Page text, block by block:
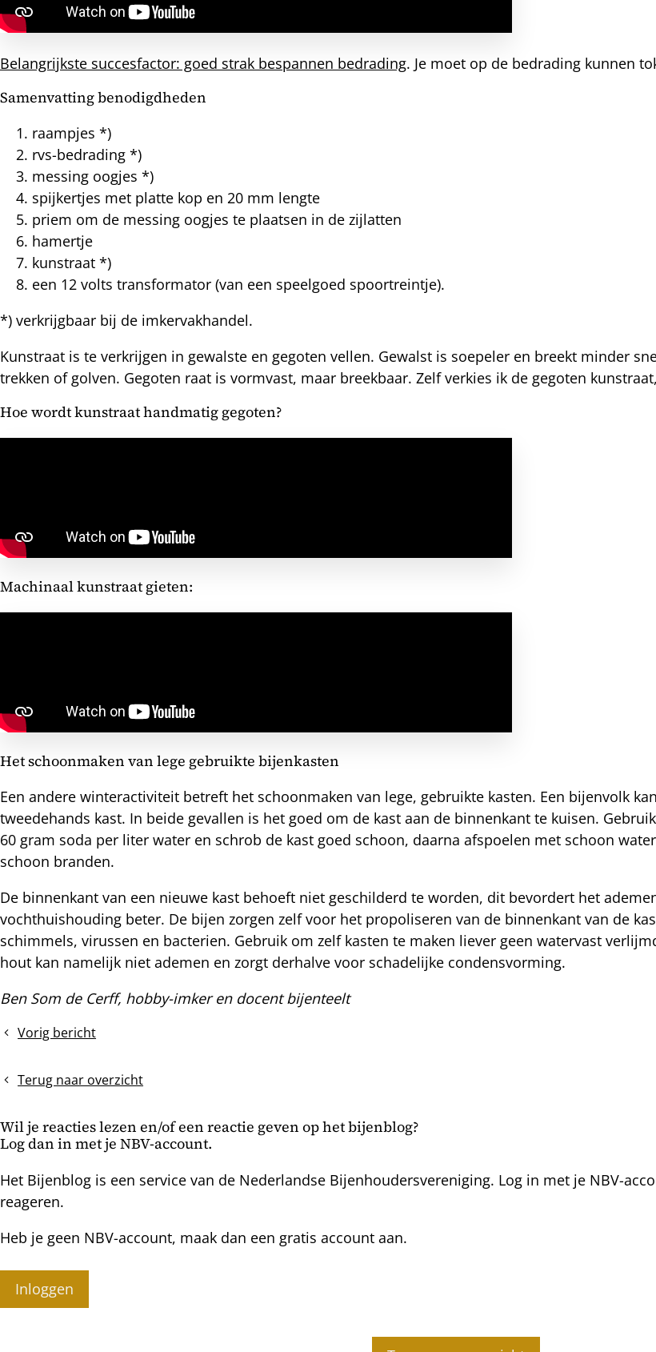
Belangrijkste succesfactor: goed strak bespannen bedrading. Je moet op de bedrading kunnen
Samenvatting benodigdheden
raampjes *)
rvs-bedrading *)
messing oogjes *)
spijkertjes met platte kop en 20 mm lengte
priem om de messing oogjes te plaatsen in de zijlatten
hamertje
kunstraat *)
een 12 volts transformator (van een speelgoed spoortreintje).
*) verkrijgbaar bij de imkervakhandel.
Kunstraat is te verkrijgen in gewalste en gegoten vellen. Gewalst is soepeler en breekt minder
trekken of golven. Gegoten raat is vormvast, maar breekbaar. Zelf verkies ik de gegoten
Hoe wordt kunstraat handmatig gegoten?
Machinaal kunstraat gieten:
Het schoonmaken van lege gebruikte bijenkasten
Een andere winteractiviteit betreft het schoonmaken van lege, gebruikte kasten. Een bijenvolk
tweedehands kast. In beide gevallen is het goed om de kast aan de binnenkant te kuisen.
60 gram soda per liter water en schrob de kast goed schoon, daarna afspoelen met schoon
schoon branden.
De binnenkant van een nieuwe kast behoeft niet geschilderd te worden, dit bevordert het
vochthuishouding beter. De bijen zorgen zelf voor het propoliseren van de binnenkant van de
schimmels, virussen en bacterien. Gebruik om zelf kasten te maken liever geen watervast
hout kan namelijk niet ademen en zorgt derhalve voor schadelijke condensvorming.
Ben Som de Cerff, hobby-imker en docent bijenteelt
Vorig bericht
2.
eind
schoonmaken
en
wegnemen
Terug naar overzicht
Wil je reacties lezen en/of een reactie geven op het bijenblog?
Log dan in met je NBV-account.
Het Bijenblog is een service van de Nederlandse Bijenhoudersvereniging. Log in met je NBV-
reageren.
Heb je geen NBV-account, maak dan een gratis account aan.
Inloggen